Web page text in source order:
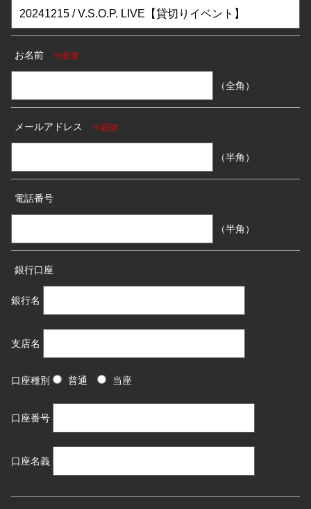
お名前 ※必須
（全角）
メールアドレス ※必須
（半角）
電話番号
（半角）
銀行口座
銀行名
支店名
口座種別 普通 当座
口座番号
口座名義